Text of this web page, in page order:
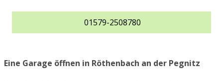
01579-2508780
Eine Garage öffnen in Röthenbach an der Pegnitz